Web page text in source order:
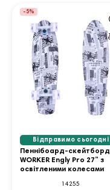
-5%
Відправимо сьогодні
Пеннібоард-скейтборд
WORKER Engly Pro 27” з
освітленими колесами
14255